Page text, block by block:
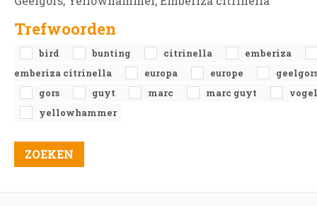
Trefwoorden
bird bunting citrinella
emberiza
emberiza citrinella
europa europe
gors
guyt marc marc guyt
vogel
yellowhammer